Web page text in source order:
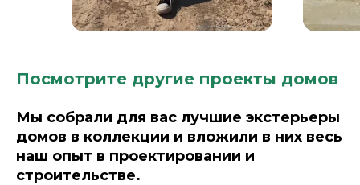
Посмотрите другие проекты домов
Мы собрали для вас лучшие экстерьеры
домов в коллекции и вложили в них весь
наш опыт в проектировании и
строительстве.